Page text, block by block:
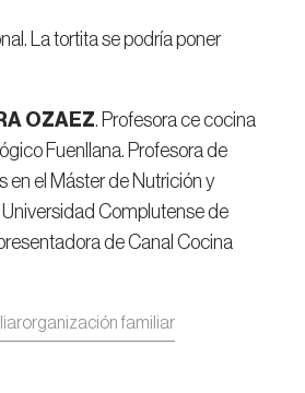
La tortita se podría poner
OZAEZ. Profesora ce cocina
Fuenllana. Profesora de
en el Máster de Nutrición y
Complutense de
de Canal Cocina
organización familiar